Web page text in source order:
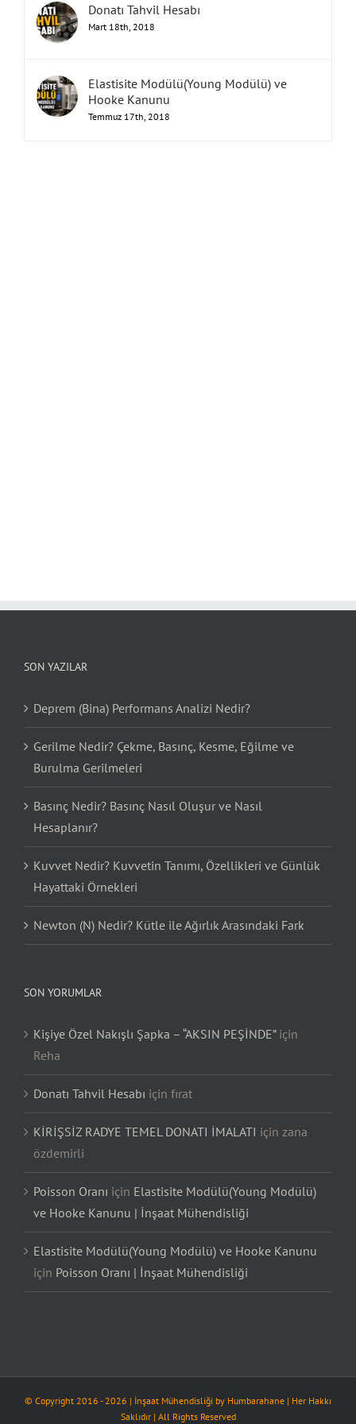
Donatı Tahvil Hesabı
Mart 18th, 2018
Elastisite Modülü(Young Modülü) ve
Hooke Kanunu
Temmuz 17th, 2018
SON YAZILAR
Deprem (Bina) Performans Analizi Nedir?
Gerilme Nedir? Çekme, Basınç, Kesme, Eğilme ve
Burulma Gerilmeleri
Basınç Nedir? Basınç Nasıl Oluşur ve Nasıl
Hesaplanır?
Kuvvet Nedir? Kuvvetin Tanımı, Özellikleri ve Günlük
Hayattaki Örnekleri
Newton (N) Nedir? Kütle ile Ağırlık Arasındaki Fark
SON YORUMLAR
Kişiye Özel Nakışlı Şapka – “AKSIN PEŞİNDE”için
Reha
Donatı Tahvil Hesabı için fırat
KİRİŞSİZ RADYE TEMEL DONATI İMALATI için zana
özdemirli
Poisson Oranı için Elastisite Modülü(Young Modülü)
ve Hooke Kanunu | İnşaat Mühendisliği
Elastisite Modülü(Young Modülü) ve Hooke Kanunu
için Poisson Oranı | İnşaat Mühendisliği
© Copyright 2016 - 2026 | İnşaat Mühendisliği by Humbarahane | Her Hakkı
Saklıdır | All Rights Reserved